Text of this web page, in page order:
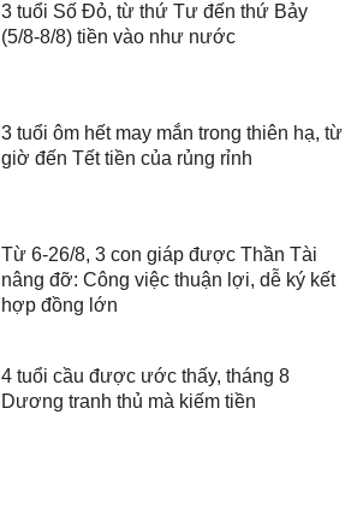
3 tuổi Số Đỏ, từ thứ Tư đến thứ Bảy
(5/8-8/8) tiền vào như nước
3 tuổi ôm hết may mắn trong thiên hạ, từ
giờ đến Tết tiền của rủng rỉnh
Từ 6-26/8, 3 con giáp được Thần Tài
nâng đỡ: Công việc thuận lợi, dễ ký kết
hợp đồng lớn
4 tuổi cầu được ước thấy, tháng 8
Dương tranh thủ mà kiếm tiền